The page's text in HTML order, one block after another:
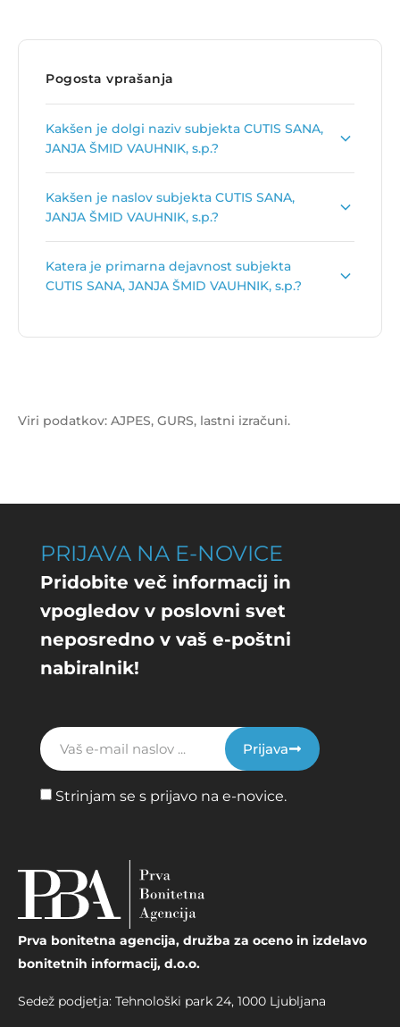
Pogosta vprašanja
Kakšen je dolgi naziv subjekta CUTIS SANA,
JANJA ŠMID VAUHNIK, s.p.?
podjetniško in poslovno svetovanje, JANJA
ŠMID VAUHNIK, s.p..
Kakšen je naslov subjekta CUTIS SANA,
JANJA ŠMID VAUHNIK, s.p.?
Rogaška Slatina.
Katera je primarna dejavnost subjekta
CUTIS SANA, JANJA ŠMID VAUHNIK, s.p.?
ŠMID VAUHNIK, s.p. jeDrugo podjetniško in
Viri podatkov: AJPES, GURS, lastni izračuni.
PRIJAVA NA E-NOVICE
Pridobite več informacij in
vpogledov v poslovni svet
neposredno v vaš e-poštni
nabiralnik!
Strinjam se s prijavo na e-novice.
Prijava
Prva bonitetna agencija, družba za oceno in izdelavo
bonitetnih informacij, d.o.o.
Sedež podjetja: Tehnološki park 24, 1000 Ljubljana